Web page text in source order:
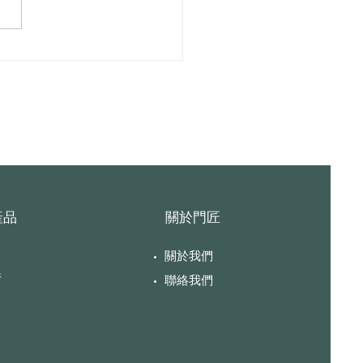
Ton 09 浴室勾鎖
關於門匠
關於我們
聯絡我們